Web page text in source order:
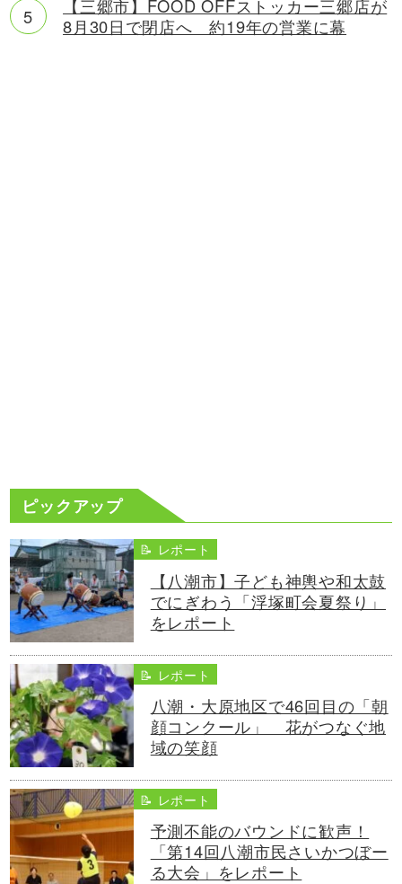
【三郷市】FOOD OFFストッカー三郷店が
8月30日で閉店へ 約19年の営業に幕
ピックアップ
📝 レポート
【八潮市】子ども神輿や和太鼓
でにぎわう「浮塚町会夏祭り」
をレポート
📝 レポート
八潮・大原地区で46回目の「朝
顔コンクール」 花がつなぐ地
域の笑顔
📝 レポート
予測不能のバウンドに歓声！
「第14回八潮市民さいかつぼー
る大会」をレポート